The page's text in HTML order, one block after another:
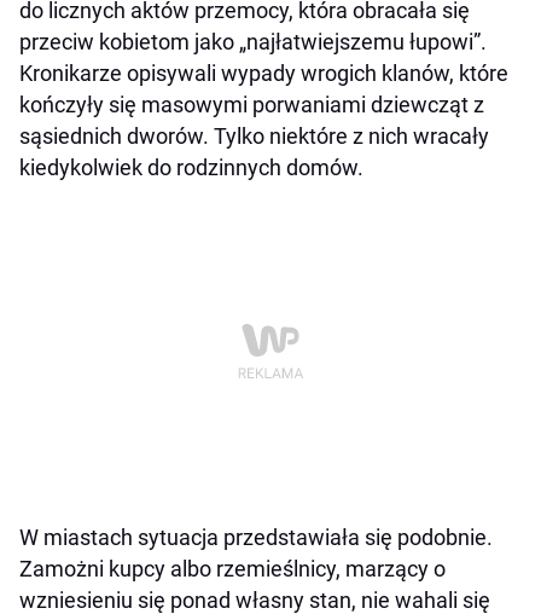
do licznych aktów przemocy, która obracała się
przeciw kobietom jako „najłatwiejszemu łupowi”.
Kronikarze opisywali wypady wrogich klanów, które
kończyły się masowymi porwaniami dziewcząt z
sąsiednich dworów. Tylko niektóre z nich wracały
kiedykolwiek do rodzinnych domów.
W miastach sytuacja przedstawiała się podobnie.
Zamożni kupcy albo rzemieślnicy, marzący o
wzniesieniu się ponad własny stan, nie wahali się